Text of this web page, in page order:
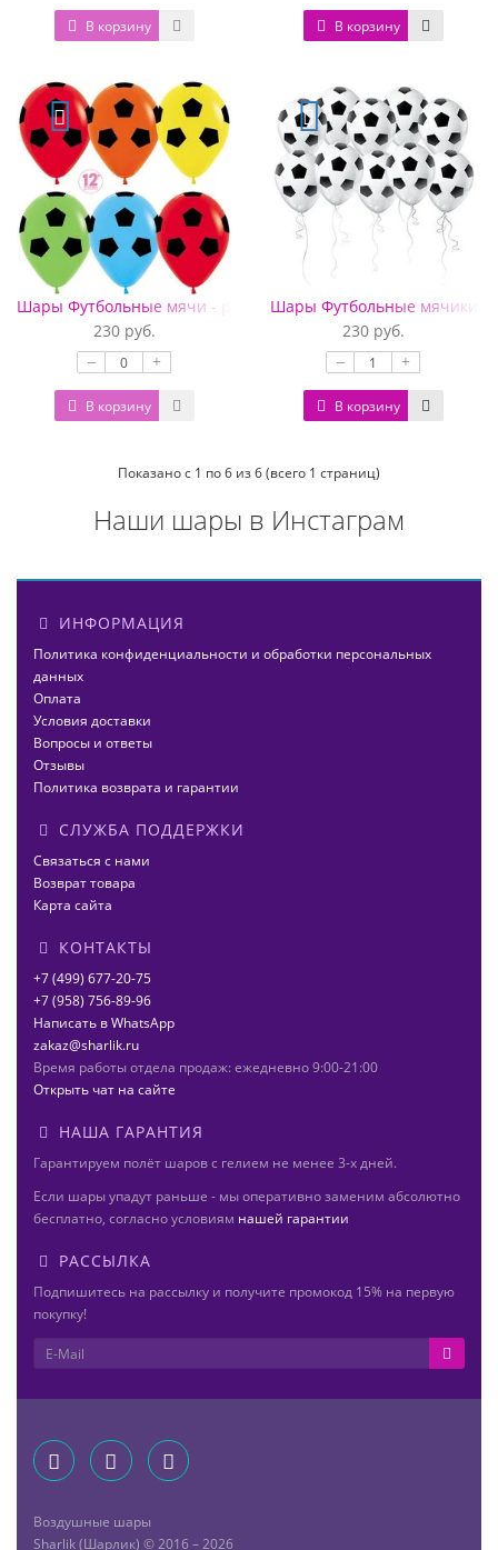
В корзину В корзину
Шары Футбольные мячи - разноцветные
230 руб.
– +
В корзину
Шары Футбольные мячики
230 руб.
– +
В корзину
Показано с 1 по 6 из 6 (всего 1 страниц)
Наши шары в Инстаграм
ИНФОРМАЦИЯ
Политика конфиденциальности и обработки персональных
данных
Оплата
Условия доставки
Вопросы и ответы
Отзывы
Политика возврата и гарантии
СЛУЖБА ПОДДЕРЖКИ
Связаться с нами
Возврат товара
Карта сайта
КОНТАКТЫ
+7 (499) 677-20-75
+7 (958) 756-89-96
Написать в WhatsApp
zakaz@sharlik.ru
Время работы отдела продаж: ежедневно 9:00-21:00
Открыть чат на сайте
НАША ГАРАНТИЯ
Гарантируем полёт шаров с гелием не менее 3-х дней.
Если шары упадут раньше - мы оперативно заменим абсолютно
бесплатно, согласно условиям нашей гарантии
РАССЫЛКА
Подпишитесь на рассылку и получите промокод 15% на первую
покупку!
Воздушные шары
Sharlik (Шарлик) © 2016 – 2026